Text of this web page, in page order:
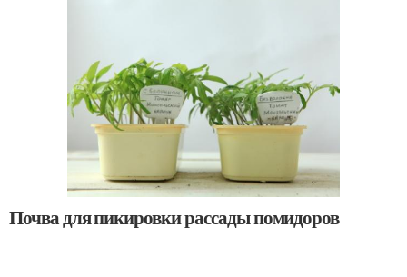
Почва для пикировки рассады помидоров